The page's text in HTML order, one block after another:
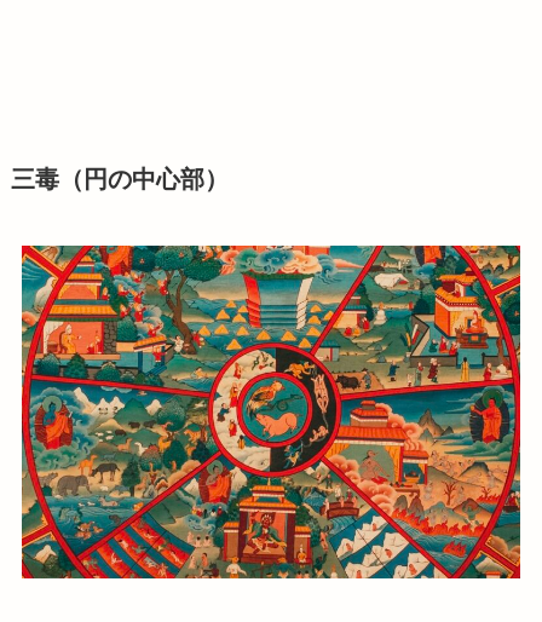
三毒（円の中心部）